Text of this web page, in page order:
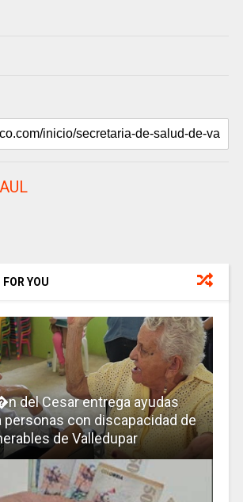
YOU
del Cesar entrega ayudas
con discapacidad de
de Valledupar